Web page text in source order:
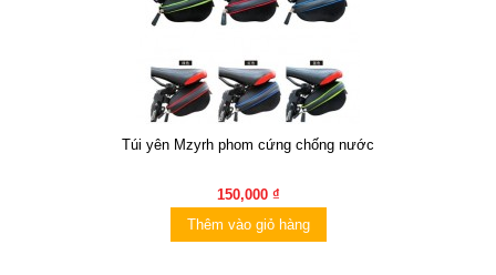
Túi yên Mzyrh phom c­ứng chống nước
150,000 ₫
Thêm vào giỏ hàng